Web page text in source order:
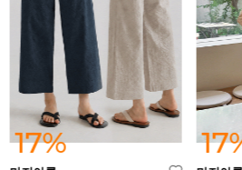
17%